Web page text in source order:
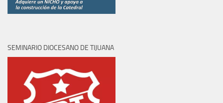
SEMINARIO DIOCESANO DE TIJUANA